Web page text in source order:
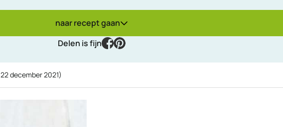
naar recept gaan
Delen is fijn
facebook
pinterest
22 december 2021)